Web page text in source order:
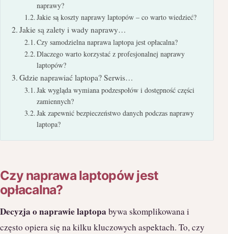
naprawy?
Jakie są koszty naprawy laptopów – co warto wiedzieć?
Jakie są zalety i wady naprawy…
Czy samodzielna naprawa laptopa jest opłacalna?
Dlaczego warto korzystać z profesjonalnej naprawy
laptopów?
Gdzie naprawiać laptopa? Serwis…
Jak wygląda wymiana podzespołów i dostępność części
zamiennych?
Jak zapewnić bezpieczeństwo danych podczas naprawy
laptopa?
Czy naprawa laptopów jest
opłacalna?
Decyzja o naprawie laptopa bywa skomplikowana i
często opiera się na kilku kluczowych aspektach. To, czy